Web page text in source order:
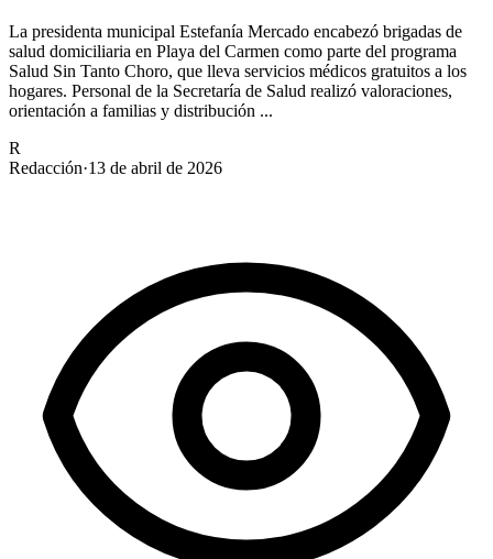
La presidenta municipal Estefanía Mercado encabezó brigadas de
salud domiciliaria en Playa del Carmen como parte del programa
Salud Sin Tanto Choro, que lleva servicios médicos gratuitos a los
hogares. Personal de la Secretaría de Salud realizó valoraciones,
orientación a familias y distribución ...
R
Redacción·13 de abril de 2026